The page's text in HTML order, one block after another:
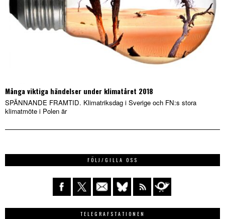
Många viktiga händelser under klimatåret 2018
SPÄNNANDE FRAMTID. Klimatriksdag i Sverige och FN:s stora
klimatmöte i Polen är
FÖLJ/GILLA OSS
TELEGRAFSTATIONEN